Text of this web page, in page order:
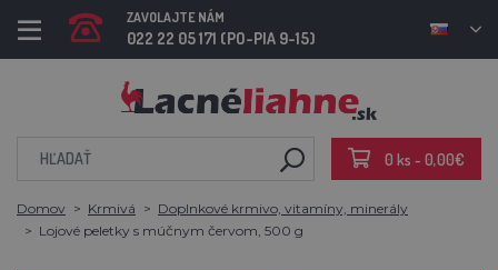
ZAVOLAJTE NÁM
022 22 05 171 (PO-PIA 9-15)
0 ks - 0,00€
Domov Krmivá
Doplnkové krmivo, vitamíny, minerály
Lojové peletky s múčnym červom, 500 g